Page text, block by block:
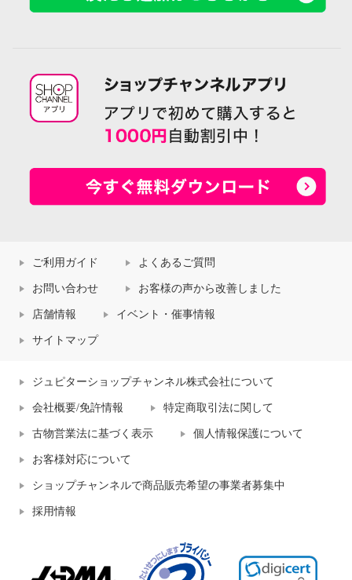
ご利用ガイド よくあるご質問
お問い合わせ お客様の声から改善しました
店舗情報 イベント・催事情報
サイトマップ
ジュピターショップチャンネル株式会社について
会社概要/免許情報 特定商取引法に関して
古物営業法に基づく表示 個人情報保護について
お客様対応について
ショップチャンネルで商品販売希望の事業者募集中
採用情報